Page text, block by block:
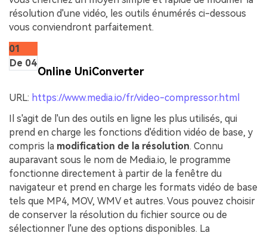
résolution d'une vidéo, les outils énumérés ci-dessous
vous conviendront parfaitement.
01
De 04
Online UniConverter
URL: https://www.media.io/fr/video-compressor.html
Il s'agit de l'un des outils en ligne les plus utilisés, qui
prend en charge les fonctions d'édition vidéo de base, y
compris la modification de la résolution. Connu
auparavant sous le nom de Media.io, le programme
fonctionne directement à partir de la fenêtre du
navigateur et prend en charge les formats vidéo de base
tels que MP4, MOV, WMV et autres. Vous pouvez choisir
de conserver la résolution du fichier source ou de
sélectionner l'une des options disponibles. La